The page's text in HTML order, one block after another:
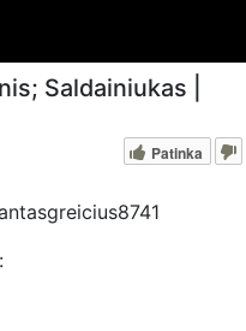
Saldainiukas |
Patinka